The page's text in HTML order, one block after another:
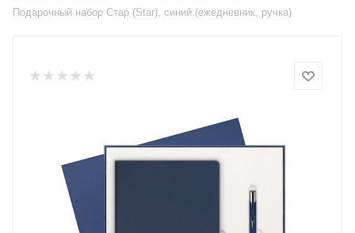
Подарочный набор Стар (Star), синий (ежедневник, ручка)